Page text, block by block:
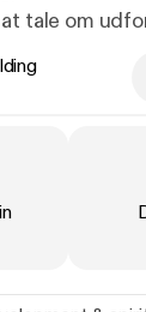
tale om
om i landet,
Bogen
- Author
: